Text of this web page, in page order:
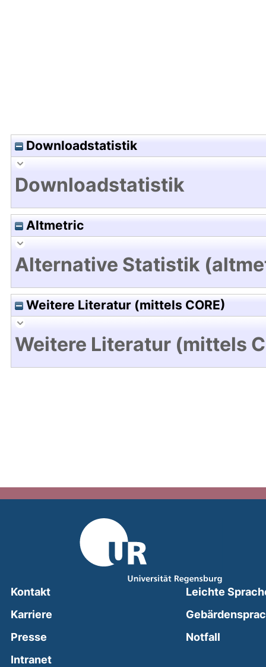
Downloadstatistik
Downloadstatistik
Altmetric
Alternative Statistik
Weitere Literatur (mittels CORE)
Weitere Literatur (mittels
Kontakt
Karriere
Presse
Intranet(external link, opens in a new window)
Leichte
Notfall